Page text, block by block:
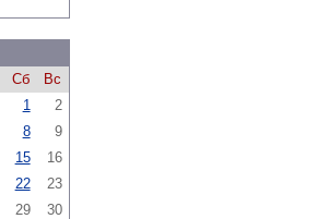
Сб
Вс
1
2
8
9
15
16
22
23
29 30